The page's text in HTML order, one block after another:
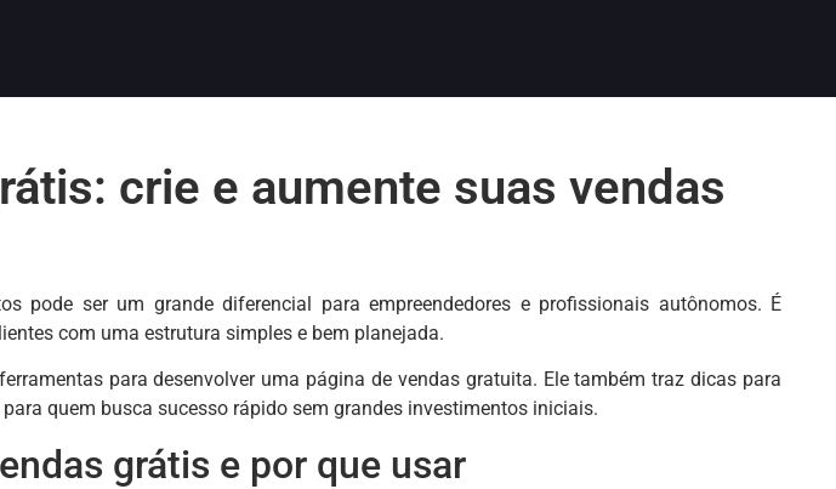
crie e aumente suas vendas
pode ser um grande diferencial para empreendedores e profissionais autônomos. É
com uma estrutura simples e bem planejada.
para desenvolver uma página de vendas gratuita. Ele também traz dicas para
quem busca sucesso rápido sem grandes investimentos iniciais.
grátis e por que usar